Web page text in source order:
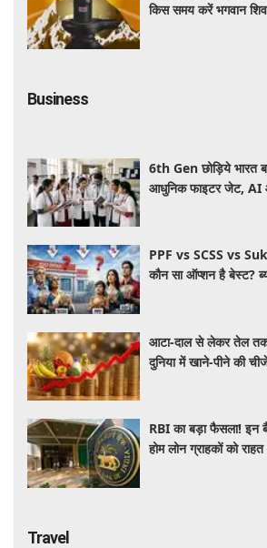
किस समय करें भगवान शिव
Business
6th Gen छोड़िये भारत
आधुनिक फाइटर जेट, AI
PPF vs SCSS vs
कौन सा ऑप्शन है बेस्ट?
आटा-दाल से लेकर तेल
दुनिया में खाने-पीने की
RBI का बड़ा फैसला! इन
होम लोन ग्राहकों को
Travel